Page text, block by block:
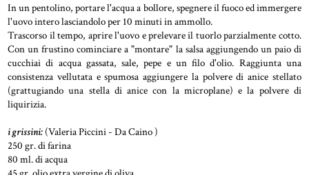
In un pentolino, portare l'acqua a bollore, spegnere il fuoco ed immergere
l'uovo intero lasciandolo per 10 minuti in ammollo.
Trascorso il tempo, aprire l'uovo e prelevare il tuorlo parzialmente cotto.
Con un frustino cominciare a "montare" la salsa aggiungendo un paio di
cucchiai di acqua gassata, sale, pepe e un filo d'olio. Raggiunta una
consistenza vellutata e spumosa aggiungere la polvere di anice stellato
(grattugiando una stella di anice con la microplane) e la polvere di
liquirizia.
i grissini: (Valeria Piccini - Da Caino )
250 gr. di farina
80 ml. di acqua